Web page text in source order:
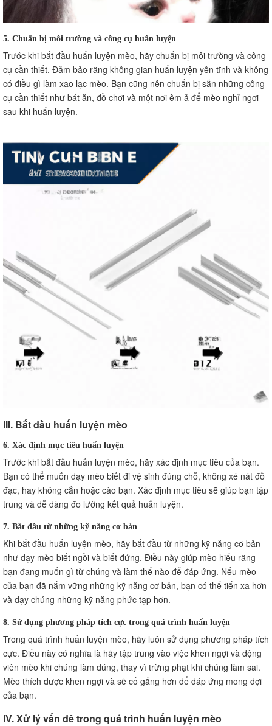
5. Chuẩn bị môi trường và công cụ huấn luyện
Trước khi bắt đầu huấn luyện mèo, hãy chuẩn bị môi trường và công
cụ cần thiết. Đảm bảo rằng không gian huấn luyện yên tĩnh và không
có điều gì làm xao lạc mèo. Bạn cũng nên chuẩn bị sẵn những công
cụ cần thiết như bát ăn, đồ chơi và một nơi êm ả để mèo nghỉ ngơi
sau khi huấn luyện.
III. Bắt đầu huấn luyện mèo
6. Xác định mục tiêu huấn luyện
Trước khi bắt đầu huấn luyện mèo, hãy xác định mục tiêu của bạn.
Bạn có thể muốn dạy mèo biết đi vệ sinh đúng chỗ, không xé nát đồ
đạc, hay không cắn hoặc cào bạn. Xác định mục tiêu sẽ giúp bạn tập
trung và dễ dàng đo lường kết quả huấn luyện.
7. Bắt đầu từ những kỹ năng cơ bản
Khi bắt đầu huấn luyện mèo, hãy bắt đầu từ những kỹ năng cơ bản
như dạy mèo biết ngồi và biết đứng. Điều này giúp mèo hiểu rằng
bạn đang muốn gì từ chúng và làm thế nào để đáp ứng. Nếu mèo
của bạn đã nắm vững những kỹ năng cơ bản, bạn có thể tiến xa hơn
và dạy chúng những kỹ năng phức tạp hơn.
8. Sử dụng phương pháp tích cực trong quá trình huấn luyện
Trong quá trình huấn luyện mèo, hãy luôn sử dụng phương pháp tích
cực. Điều này có nghĩa là hãy tập trung vào việc khen ngợi và động
viên mèo khi chúng làm đúng, thay vì trừng phạt khi chúng làm sai.
Mèo thích được khen ngợi và sẽ cố gắng hơn để đáp ứng mong đợi
của bạn.
IV. Xử lý vấn đề trong quá trình huấn luyện mèo